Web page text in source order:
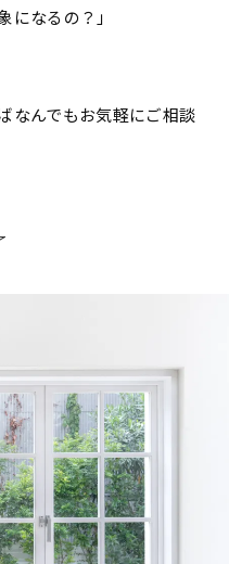
になるの？」
なんでもお気軽にご相談